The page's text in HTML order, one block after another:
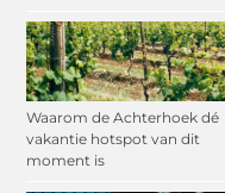
Waarom de Achterhoek dé
vakantie hotspot van dit
moment is